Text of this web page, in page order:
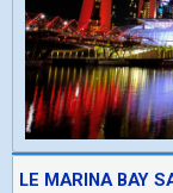
LE MARINA BAY